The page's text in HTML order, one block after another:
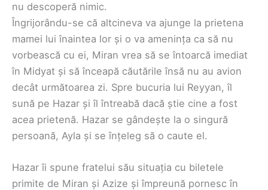
nu descoperă nimic.
Îngrijorându-se că altcineva va ajunge la prietena
mamei lui înaintea lor și o va amenința ca să nu
vorbească cu ei, Miran vrea să se întoarcă imediat
în Midyat și să înceapă căutările însă nu au avion
decât următoarea zi. Spre bucuria lui Reyyan, îl
sună pe Hazar și îl întreabă dacă știe cine a fost
acea prietenă. Hazar se gândește la o singură
persoană, Ayla și se înțeleg să o caute el.
Hazar îi spune fratelui său situația cu biletele
primite de Miran și Azize și împreună pornesc în